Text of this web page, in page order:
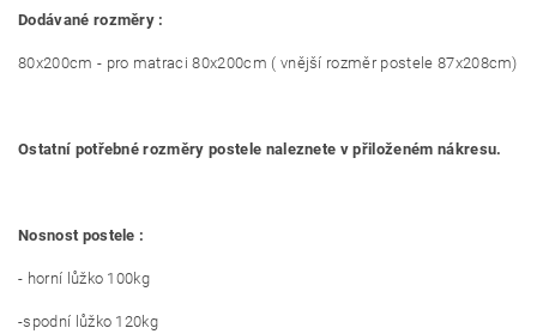
Dodávané rozměry :
80x200cm - pro matraci 80x200cm ( vnější rozměr postele 87x208cm)
Ostatní potřebné rozměry postele naleznete v přiloženém nákresu.
Nosnost postele :
- horní lůžko 100kg
-spodní lůžko 120kg